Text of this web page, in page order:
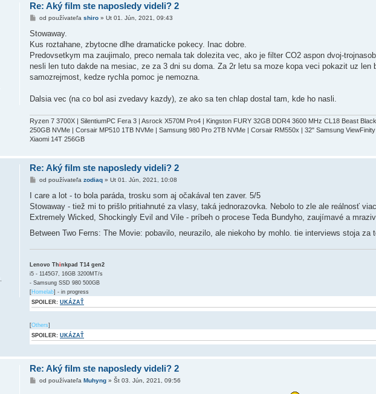
Re: Aký film ste naposledy videli? 2
P
í
p
e
o
k
od používateľa shiro» Ut 01. Jún, 2021, 09:43
Stowaway.
Kus roztahane, zbytocne dlhe dramaticke pokecy. Inac dobre.
Predovsetkym ma zaujimalo, preco nemala tak dolezita vec, ako je filter CO2 aspon dvoj-
nesli len tuto dakde na mesiac, ze za 3 dni su doma. Za 2r letu sa moze kopa veci pokazit uz
samozrejmost, kedze rychla pomoc je nemozna.
Dalsia vec (na co bol asi zvedavy kazdy), ze ako sa ten chlap dostal tam, kde ho nasli.
Ryzen 7 3700X | SilentiumPC Fera 3 | Asrock X570M Pro4 | Kingston FURY 32GB DDR4 3600 MHz CL18 Beast
250GB NVMe | Corsair MP510 1TB NVMe | Samsung 980 Pro 2TB NVMe | Corsair RM550x | 32" Samsung
Xiaomi 14T 256GB
Re: Aký film ste naposledy videli? 2
P
í
p
e
o
k
od používateľa zodiaq» Ut 01. Jún, 2021, 10:08
I care a lot - to bola paráda, trosku som aj očakával ten zaver. 5/5
Stowaway - tiež mi to prišlo pritiahnuté za vlasy, taká jednorazovka. Nebolo to zle ale reálnosť
Extremely Wicked, Shockingly Evil and Vile - príbeh o procese Teda Bundyho, zaujímavé a
Between Two Ferns: The Movie: pobavilo, neurazilo, ale niekoho by mohlo. tie interviews stoja za
Lenovo Thinkpad T14 gen2
i5 - 1145G7, 16GB 3200MT/s
- Samsung SSD 980 500GB
[Homelab] - in progress
SPOILER: UKÁZAŤ
[Others]
SPOILER: UKÁZAŤ
Re: Aký film ste naposledy videli? 2
Pod používateľa Muhyng» Št 03. Jún, 2021, 09:56